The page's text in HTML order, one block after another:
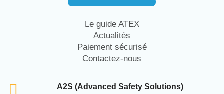
Le guide ATEX
Actualités
Paiement sécurisé
Contactez-nous
A2S (Advanced Safety Solutions)